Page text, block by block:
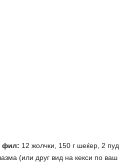
фил: 12 жолчки, 150 г шеќер, 2
(или друг вид на кекси по